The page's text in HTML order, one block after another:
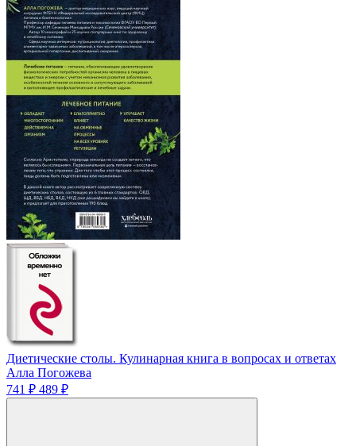
Диетические столы. Кулинарная книга в вопросах и ответах
Алла Погожева
741 ₽ 489 ₽